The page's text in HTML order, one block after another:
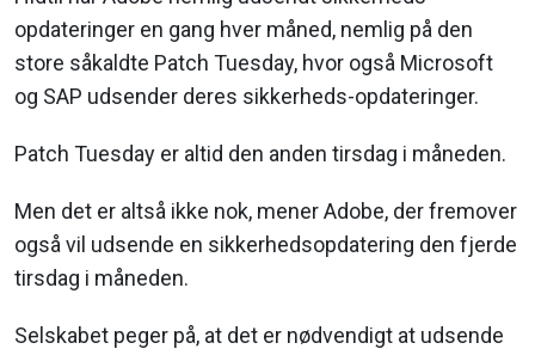
opdateringer en gang hver måned, nemlig på den
store såkaldte Patch Tuesday, hvor også Microsoft
og SAP udsender deres sikkerheds-opdateringer.
Patch Tuesday er altid den anden tirsdag i måneden.
Men det er altså ikke nok, mener Adobe, der fremover
også vil udsende en sikkerhedsopdatering den fjerde
tirsdag i måneden.
Selskabet peger på, at det er nødvendigt at udsende